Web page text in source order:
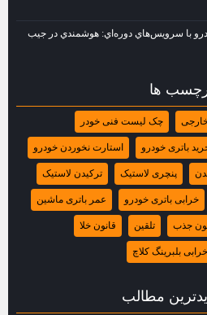
با سرويس‌هاي دوره‌اي: هوشمندي در جيب
ها
چک‌ لیست فنی خودر
باتری خودرو استارت نخوردن خودرو
پنچری لاستیک ترکیدن لاستیک
خرابی باتری خودرو عمر باتری ماشین
جذب تلقین قانون خلا
بلبرینگ کلاچ
مطالب